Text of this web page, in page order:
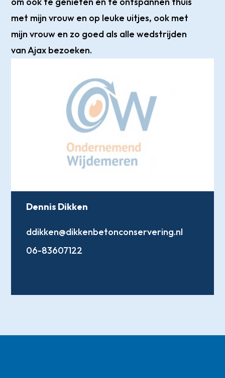
met mijn vrouw en op leuke uitjes, ook met
mijn vrouw en zo goed als alle wedstrijden
van Ajax bezoeken.
Dennis Dikken
ddikken@dikkenbetonconservering.nl
06-83607122